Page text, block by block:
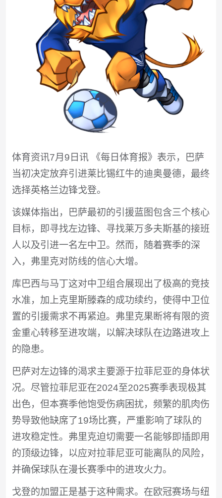
体育资讯7月9日讯 《每日体育报》表示，巴萨
当初决定放弃引进莱比锡红牛的迪奥曼德，最终
选择英格兰边锋戈登。
该媒体指出，巴萨最初的引援蓝图包含三个核心
目标，即寻找左边锋、寻找莱万多夫斯基的接班
人以及引进一名左中卫。然而，随着赛季的深
入，弗里克对防线的信心大增。
库巴西与马丁这对中卫组合展现出了极高的竞技
水准，加上克里斯滕森的成功续约，使得中卫位
置的引援需求不再紧迫。弗里克果断将有限的资
金重心转移至进攻端，以解决球队在边路进攻上
的隐患。
巴萨对左边锋的渴求主要源于拉菲尼亚的身体状
况。尽管拉菲尼亚在2024至2025赛季表现极其
出色，但本赛季他饱受伤病困扰，频繁的肌肉伤
势导致他缺席了19场比赛，严重影响了球队的
进攻稳定性。弗里克迫切需要一名能够即插即用
的顶级边锋，以应对拉菲尼亚可能离队的风险，
并确保球队在漫长赛季中的进攻火力。
戈登的加盟正是基于这种需求。在欧冠赛场与纽